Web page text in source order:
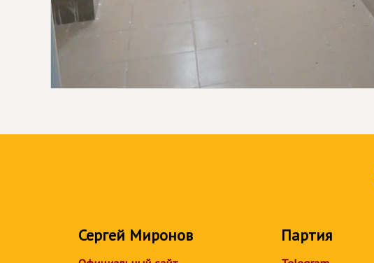
Сергей Миронов Партия